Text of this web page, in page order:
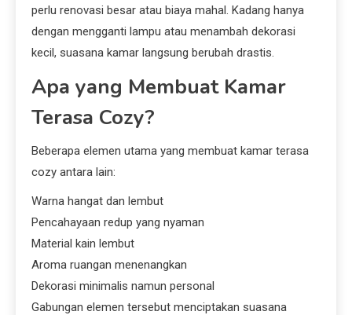
perlu renovasi besar atau biaya mahal. Kadang hanya
dengan mengganti lampu atau menambah dekorasi
kecil, suasana kamar langsung berubah drastis.
Apa yang Membuat Kamar
Terasa Cozy?
Beberapa elemen utama yang membuat kamar terasa
cozy antara lain:
Warna hangat dan lembut
Pencahayaan redup yang nyaman
Material kain lembut
Aroma ruangan menenangkan
Dekorasi minimalis namun personal
Gabungan elemen tersebut menciptakan suasana